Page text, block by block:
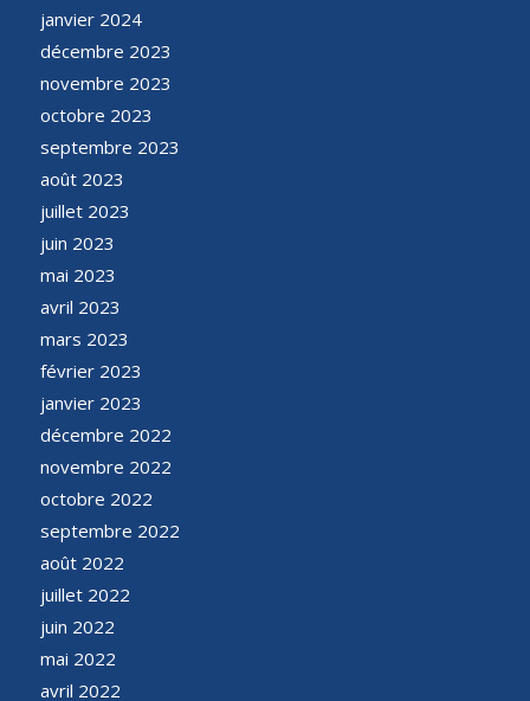
janvier 2024
décembre 2023
novembre 2023
octobre 2023
septembre 2023
août 2023
juillet 2023
juin 2023
mai 2023
avril 2023
mars 2023
février 2023
janvier 2023
décembre 2022
novembre 2022
octobre 2022
septembre 2022
août 2022
juillet 2022
juin 2022
mai 2022
avril 2022